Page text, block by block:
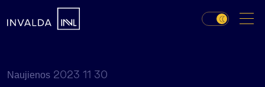
Naujienos 2023 11 30